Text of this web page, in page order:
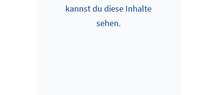
kannst du diese Inhalte
sehen.